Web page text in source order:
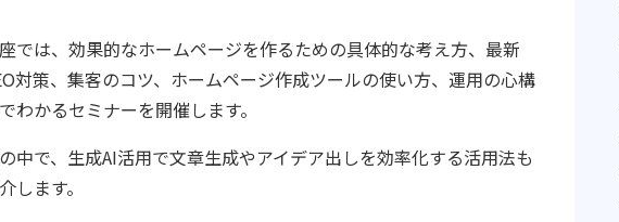
では、効果的なホームページを作るための具体的な考え方、最新
対策、集客のコツ、ホームページ作成ツールの使い方、運用の心構
わかるセミナーを開催します。
中で、生成AI活用で文章生成やアイデア出しを効率化する活用法も
します。